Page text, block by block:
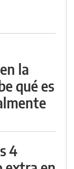
la
qué es
4